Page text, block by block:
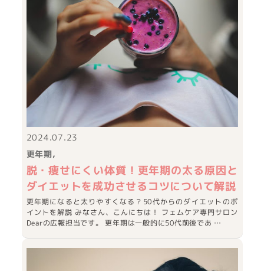
2024.07.23
更年期
脱・痩せにくい体質！更年期の太る原因と
ダイエットを成功させるコツについて解説
更年期になると太りやすくなる？50代からのダイエットのポ
イントを解説 みなさん、こんにちは！ フェムケア専門サロン
Dearの広報担当です。 更年期は一般的に50代前後であ …